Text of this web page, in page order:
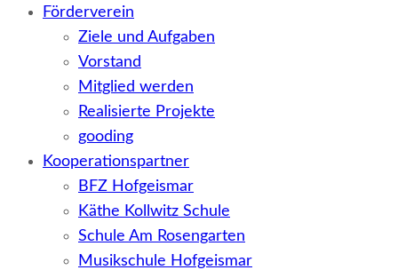
Förderverein
Ziele und Aufgaben
Vorstand
Mitglied werden
Realisierte Projekte
gooding
Kooperationspartner
BFZ Hofgeismar
Käthe Kollwitz Schule
Schule Am Rosengarten
Musikschule Hofgeismar